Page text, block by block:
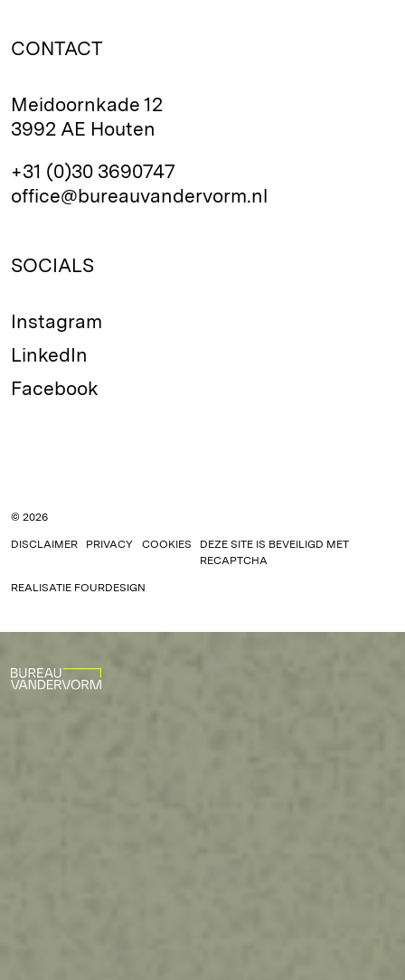
CONTACT
Meidoornkade 12
3992 AE Houten
+31 (0)30 3690747
office@bureauvandervorm.nl
SOCIALS
Instagram
LinkedIn
Facebook
© 2026
DISCLAIMER PRIVACY COOKIES
DEZE SITE IS BEVEILIGD MET
RECAPTCHA
REALISATIE FOURDESIGN